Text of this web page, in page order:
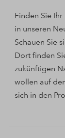
Finden Sie
in unseren
Schauen Sie
Dort finden
zukünftigen
wollen auf
sich in den